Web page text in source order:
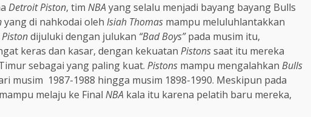
Detroit Piston, tim NBA yang selalu menjadi bayang bayang Bulls
yang di nahkodai oleh Isiah Thomas mampu meluluhlantakkan
dijuluki dengan julukan “Bad Boys”pada musim itu,
keras dan kasar, dengan kekuatan Pistonssaat itu mereka
sebagai yang paling kuat. Pistons mampu mengalahkan Bulls
musim 1987-1988 hingga musim 1898-1990. Meskipun pada
melaju ke Final NBA kala itu karena pelatih baru mereka,